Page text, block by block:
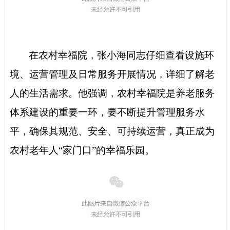
在农村幸福院，张小海同志仔细查看设施环
境、运营管理及日常服务开展情况，详细了解老
人的生活需求。他强调，农村幸福院是养老服务
体系建设的重要一环，要不断提升管理服务水
平，确保其规范、安全、可持续运营，真正成为
农村老年人“家门口”的幸福乐园。